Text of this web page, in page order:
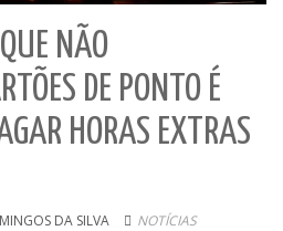
NÃO
DE PONTO É
HORAS EXTRAS
DA SILVA
NOTÍCIAS